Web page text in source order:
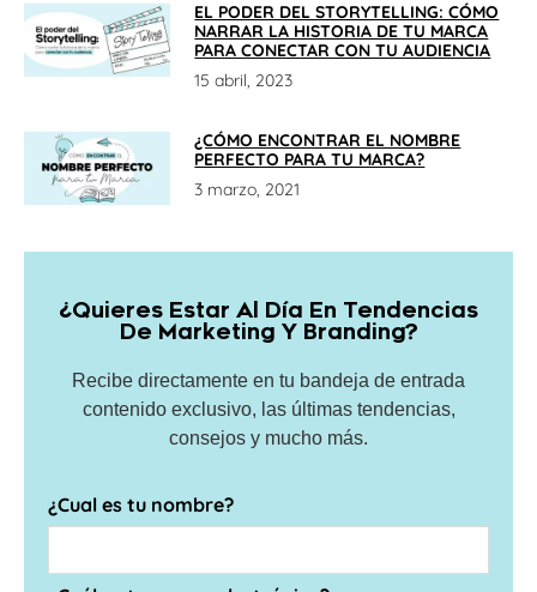
EL PODER DEL STORYTELLING: CÓMO
NARRAR LA HISTORIA DE TU MARCA
PARA CONECTAR CON TU AUDIENCIA
15 abril, 2023
¿CÓMO ENCONTRAR EL NOMBRE
PERFECTO PARA TU MARCA?
3 marzo, 2021
¿Quieres Estar Al Día En Tendencias
De Marketing Y Branding?
Recibe directamente en tu bandeja de entrada
contenido exclusivo, las últimas tendencias,
consejos y mucho más.
¿Cual es tu nombre?